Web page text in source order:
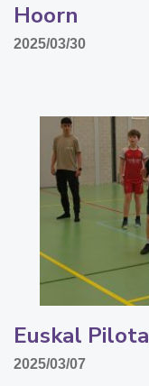
Hoorn
2025/03/30
Euskal Pilota
2025/03/07